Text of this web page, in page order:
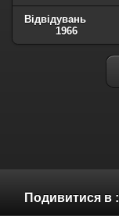
Відвідувань
1966
Подивитися в :